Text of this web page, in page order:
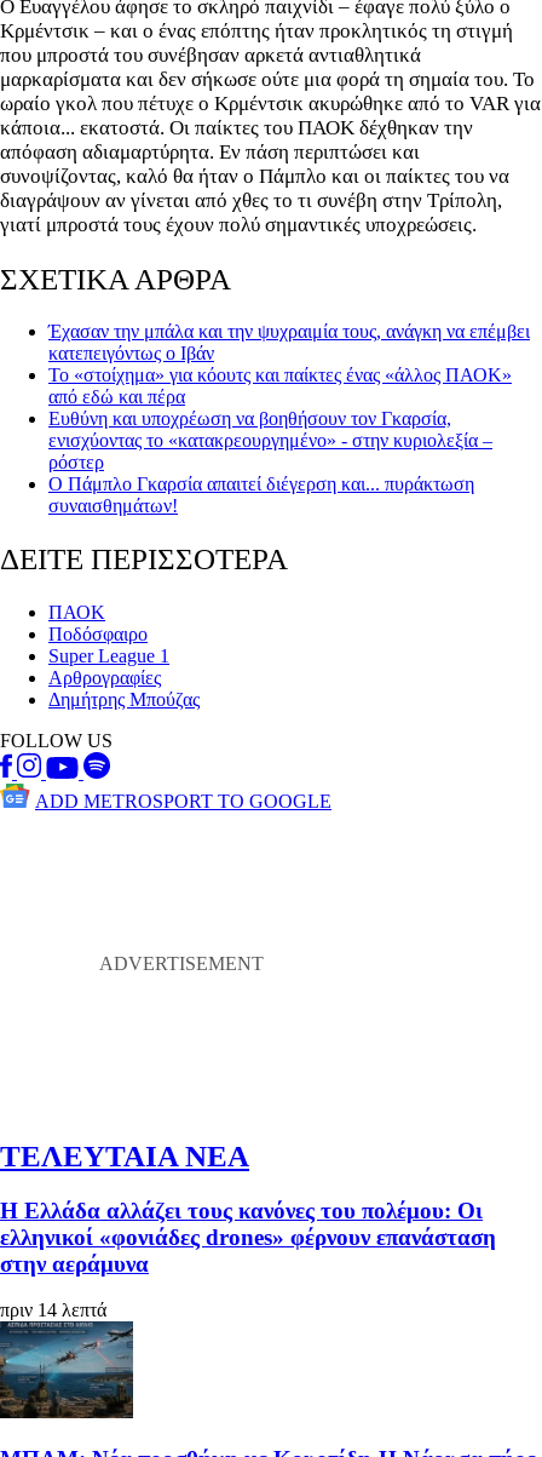
Ο Ευαγγέλου άφησε το σκληρό παιχνίδι – έφαγε πολύ ξύλο ο
Κρμέντσικ – και ο ένας επόπτης ήταν προκλητικός τη στιγμή
που μπροστά του συνέβησαν αρκετά αντιαθλητικά
μαρκαρίσματα και δεν σήκωσε ούτε μια φορά τη σημαία του. Το
ωραίο γκολ που πέτυχε ο Κρμέντσικ ακυρώθηκε από το VAR για
κάποια... εκατοστά. Οι παίκτες του ΠΑΟΚ δέχθηκαν την
απόφαση αδιαμαρτύρητα. Εν πάση περιπτώσει και
συνοψίζοντας, καλό θα ήταν ο Πάμπλο και οι παίκτες του να
διαγράψουν αν γίνεται από χθες το τι συνέβη στην Τρίπολη,
γιατί μπροστά τους έχουν πολύ σημαντικές υποχρεώσεις.
ΣΧΕΤΙΚΑ ΑΡΘΡΑ
Έχασαν την μπάλα και την ψυχραιμία τους, ανάγκη να επέμβει
κατεπειγόντως ο Ιβάν
Το «στοίχημα» για κόουτς και παίκτες ένας «άλλος ΠΑΟΚ»
από εδώ και πέρα
Ευθύνη και υποχρέωση να βοηθήσουν τον Γκαρσία,
ενισχύοντας το «κατακρεουργημένο» - στην κυριολεξία –
ρόστερ
Ο Πάμπλο Γκαρσία απαιτεί διέγερση και... πυράκτωση
συναισθημάτων!
ΔΕΙΤΕ ΠΕΡΙΣΣΟΤΕΡΑ
ΠΑΟΚ
Ποδόσφαιρο
Super League 1
Αρθρογραφίες
Δημήτρης Μπούζας
FOLLOW US
ADD METROSPORT TO GOOGLE
ΤΕΛΕΥΤΑΙΑ ΝΕΑ
Η Ελλάδα αλλάζει τους κανόνες του πολέμου: Οι
ελληνικοί «φονιάδες drones» φέρνουν επανάσταση
στην αεράμυνα
πριν 14 λεπτά